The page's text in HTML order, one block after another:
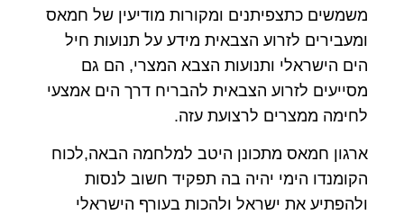
משמשים כתצפיתנים ומקורות מודיעין של חמאס
ומעבירים לזרוע הצבאית מידע על תנועות חיל
הים הישראלי ותנועות הצבא המצרי, הם גם
מסייעים לזרוע הצבאית להבריח דרך הים אמצעי
לחימה ממצרים לרצועת עזה.
ארגון חמאס מתכונן היטב למלחמה הבאה,לכוח
הקומנדו הימי יהיה בה תפקיד חשוב לנסות
ולהפתיע את ישראל ולהכות בעורף הישראלי